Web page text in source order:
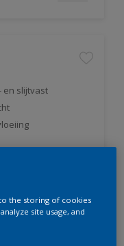
en slijtvast
to the storing of cookies
site usage, and